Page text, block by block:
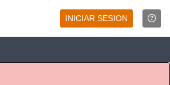
INICIAR SESION